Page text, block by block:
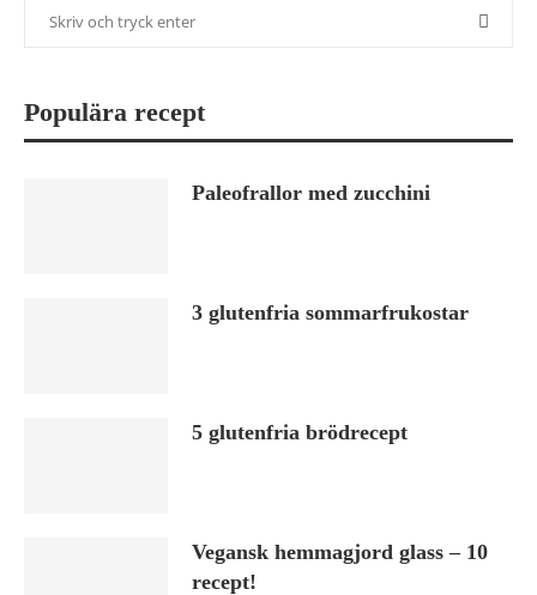
Populära recept
Paleofrallor med zucchini
3 glutenfria sommarfrukostar
5 glutenfria brödrecept
Vegansk hemmagjord glass – 10
recept!